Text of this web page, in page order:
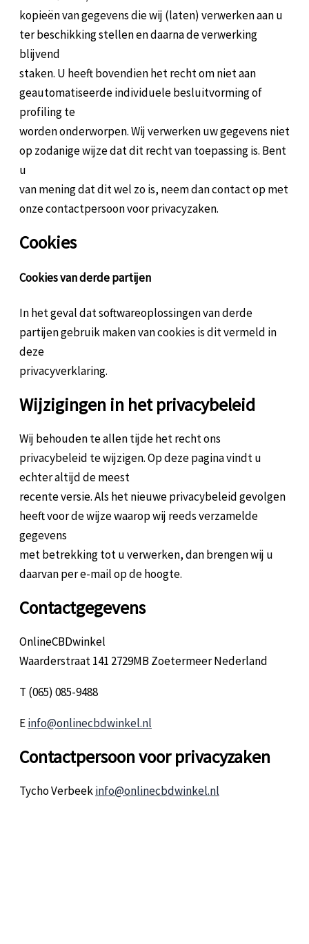
kopieën van gegevens die wij (laten) verwerken aan u
ter beschikking stellen en daarna de verwerking
blijvend
staken. U heeft bovendien het recht om niet aan
geautomatiseerde individuele besluitvorming of
profiling te
worden onderworpen. Wij verwerken uw gegevens niet
op zodanige wijze dat dit recht van toepassing is. Bent
u
van mening dat dit wel zo is, neem dan contact op met
onze contactpersoon voor privacyzaken.
Cookies
Cookies van derde partijen
In het geval dat softwareoplossingen van derde
partijen gebruik maken van cookies is dit vermeld in
deze
privacyverklaring.
Wijzigingen in het privacybeleid
Wij behouden te allen tijde het recht ons
privacybeleid te wijzigen. Op deze pagina vindt u
echter altijd de meest
recente versie. Als het nieuwe privacybeleid gevolgen
heeft voor de wijze waarop wij reeds verzamelde
gegevens
met betrekking tot u verwerken, dan brengen wij u
daarvan per e-mail op de hoogte.
Contactgegevens
OnlineCBDwinkel
Waarderstraat 141 2729MB Zoetermeer Nederland
T (065) 085-9488
Einfo@onlinecbdwinkel.nl
Contactpersoon voor privacyzaken
Tycho Verbeekinfo@onlinecbdwinkel.nl